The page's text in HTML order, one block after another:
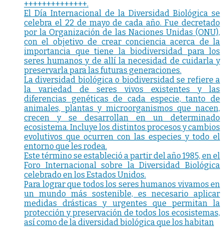
++++++++++++++.
El Día Internacional de la Diversidad Biológica se
celebra el 22 de mayo de cada año. Fue decretado
por la Organización de las Naciones Unidas (ONU),
con el objetivo de crear conciencia acerca de la
importancia que tiene la biodiversidad para los
seres humanos y de allí la necesidad de cuidarla y
preservarla para las futuras generaciones.
La diversidad biológica o biodiversidad se refiere a
la variedad de seres vivos existentes y las
diferencias genéticas de cada especie, tanto de
animales, plantas y microorganismos que nacen,
crecen y se desarrollan en un determinado
ecosistema. Incluye los distintos procesos y cambios
evolutivos que ocurren con las especies y todo el
entorno que les rodea.
Este término se estableció a partir del año 1985, en el
Foro Internacional sobre la Diversidad Biológica
celebrado en los Estados Unidos.
Para lograr que todos los seres humanos vivamos en
un mundo más sostenible, es necesario aplicar
medidas drásticas y urgentes que permitan la
protección y preservación de todos los ecosistemas,
así como de la diversidad biológica que los habitan